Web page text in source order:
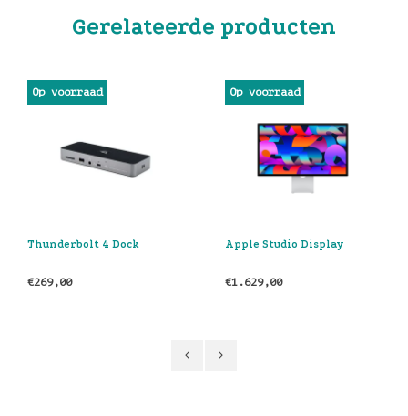
Gerelateerde producten
Op voorraad
Apple Studio Display
€1.629,00
Op voorraad
Apple USB-C
€65,00